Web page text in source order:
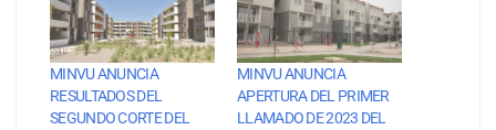
MINVU ANUNCIA
RESULTADOS DEL
SEGUNDO CORTE DEL
MINVU ANUNCIA
APERTURA DEL PRIMER
LLAMADO DE 2023 DEL